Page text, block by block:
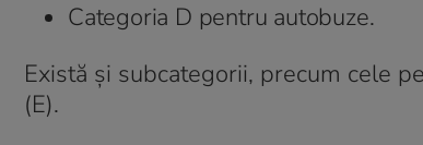
Categoria D pentru autobuze.
Există și subcategorii, precum cele
(E).